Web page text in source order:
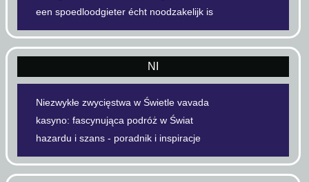
een spoedloodgieter écht noodzakelijk is
NI
Niezwykłe zwycięstwa w Świetle vavada
kasyno: fascynująca podróż w Świat
hazardu i szans - poradnik i inspiracje